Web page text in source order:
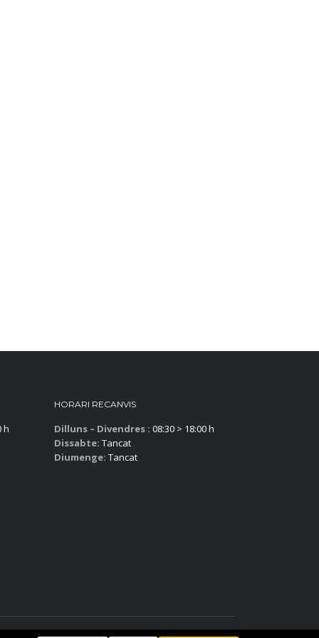
h
HORARI RECANVIS
Dilluns – Divendres : 08:30 > 18:00 h
Dissabte: Tancat
Diumenge: Tancat